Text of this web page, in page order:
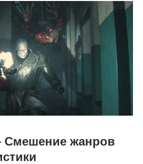
жанров